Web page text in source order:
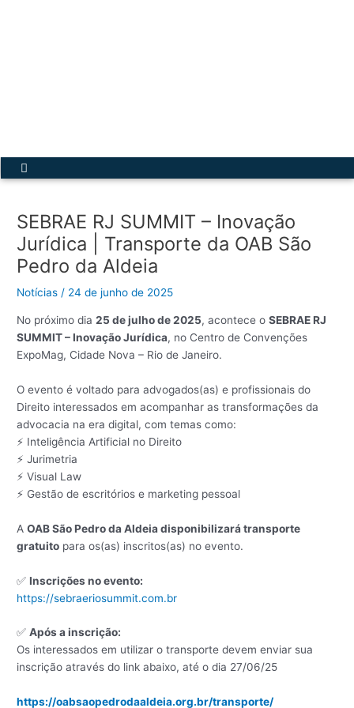
Menu
SEBRAE RJ SUMMIT – Inovação
Jurídica | Transporte da OAB São
Pedro da Aldeia
Notícias / 24 de junho de 2025
No próximo dia25 de julho de 2025, acontece oSEBRAE RJ
SUMMIT – Inovação Jurídica, no Centro de Convenções
ExpoMag, Cidade Nova – Rio de Janeiro.
O evento é voltado para advogados(as) e profissionais do
Direito interessados em acompanhar as transformações da
advocacia na era digital, com temas como:
⚡ Inteligência Artificial no Direito
⚡ Jurimetria
⚡ Visual Law
⚡ Gestão de escritórios e marketing pessoal
AOAB São Pedro da Aldeia disponibilizará transporte
gratuito para os(as) inscritos(as) no evento.
✅Inscrições no evento:
https://sebraeriosummit.com.br
✅Após a inscrição:
Os interessados em utilizar o transporte devem enviar sua
inscrição através do link abaixo, até o dia 27/06/25
https://oabsaopedrodaaldeia.org.br/transporte/